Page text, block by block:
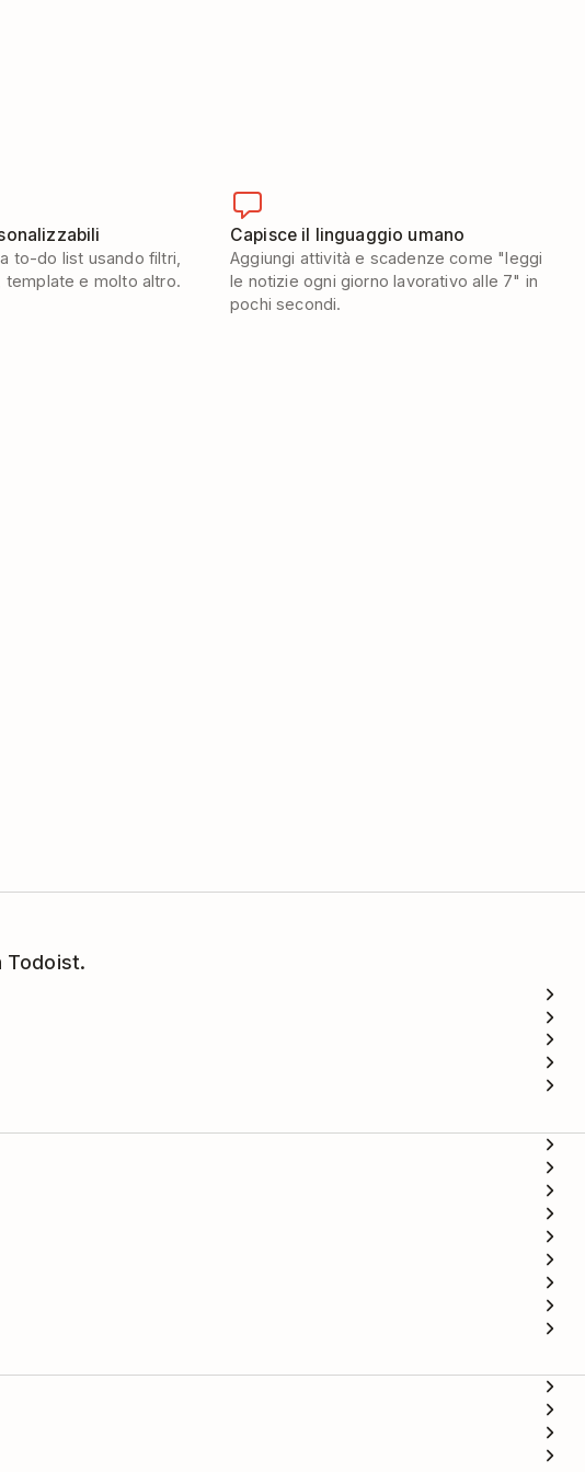
to-do list usando filtri,
e molto altro.
Capisce il linguaggio umano
Aggiungi attività e scadenze come "leggi
le notizie ogni giorno lavorativo alle 7" in
pochi secondi.
Todoist.